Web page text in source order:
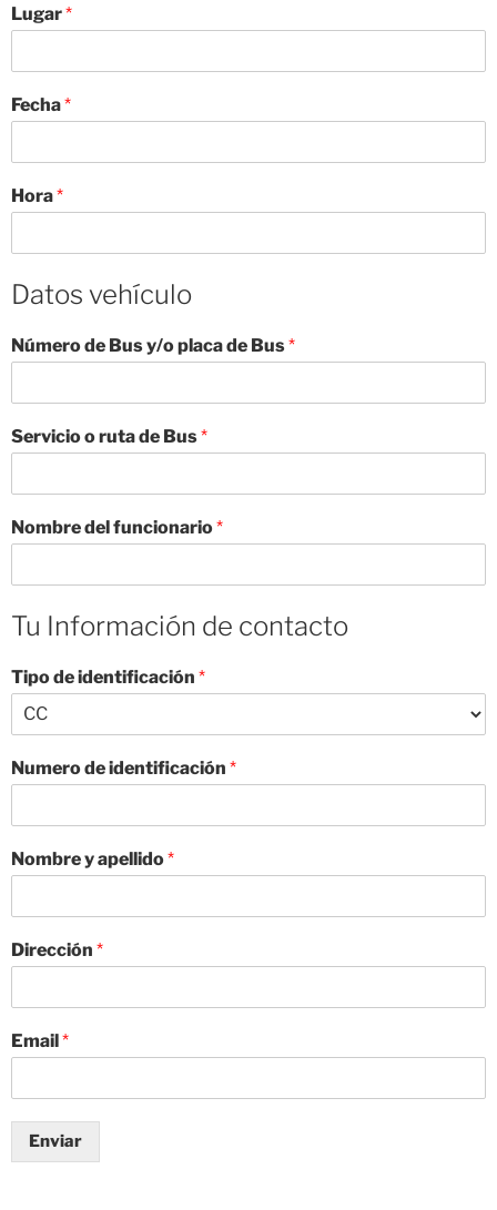
Lugar*
Fecha*
Hora*
Datos vehículo
Número de Bus y/o placa de Bus*
Servicio o ruta de Bus*
Nombre del funcionario*
Tu Información de contacto
Tipo de identificación *
Numero de identificación *
Nombre y apellido*
Dirección *
Email*
Enviar